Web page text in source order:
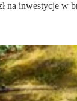
na inwestycje w